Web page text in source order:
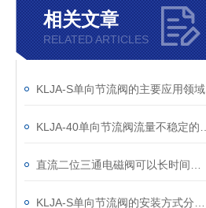
相关文章
RELATED ARTICLES
KLJA-S单向节流阀的主要应用领域